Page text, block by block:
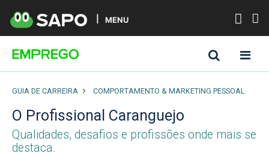
MENU
GUIA DE CARREIRA COMPORTAMENTO & MARKETING PESSOAL
O Profissional Caranguejo
Qualidades, desafios e profissões onde mais se
destaca.